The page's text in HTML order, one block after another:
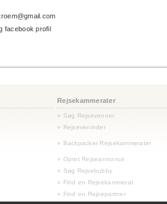
facebook profil
Rejsekammerater
» Søg Rejsevenner
» Rejseveninder
» Backpacker Rejsekammerater
» Opret Rejseannonce
» Søg Rejsebubby
» Find en Rejsekammerat
» Find en Rejsepartner